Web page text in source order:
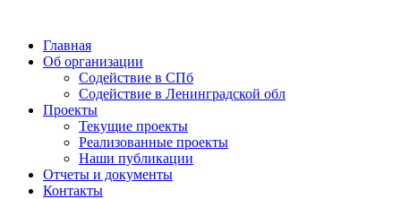
Главная
Об организации
Содействие в СПб
Содействие в Ленинградской обл
Проекты
Текущие проекты
Реализованные проекты
Наши публикации
Отчеты и документы
Контакты